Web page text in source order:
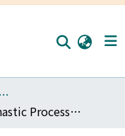
Mathematical Sciences
1919 Stochastic Processes and Statistical Phenomena behind PDEs